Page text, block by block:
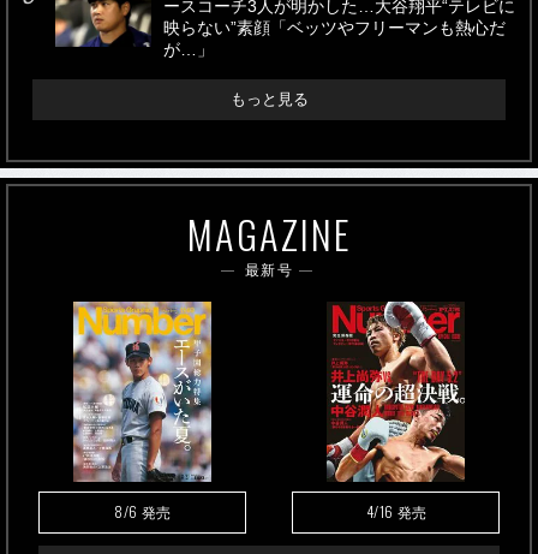
ースコーチ3人が明かした…大谷翔平“テレビに
映らない”素顔「ベッツやフリーマンも熱心だ
が…」
もっと見る
MAGAZINE
最新号
8/6 発売 4/16 発売